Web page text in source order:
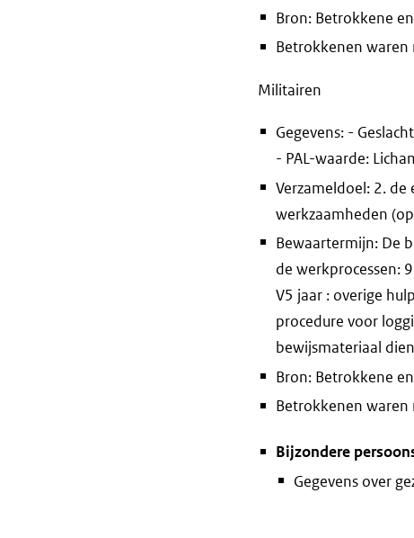
Bron: Betrokkene
Betrokkenen waren
Militairen
Gegevens: -
- PAL-waarde:
Verzameldoel: 2.
werkzaamheden
Bewaartermijn: De
de werkprocessen:
V5 jaar : overige
procedure voor
bewijsmateriaal
Bron: Betrokkene
Betrokkenen waren
Bijzondere
Gegevens over